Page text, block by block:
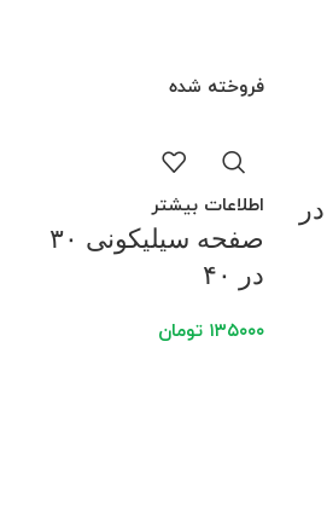
صفحه سیلپد ۳۰ در
فروخته شده
اطلاعات بیشتر
صفحه سیلیکونی ۳۰
در ۴۰
۱۳۵۰۰۰ تومان